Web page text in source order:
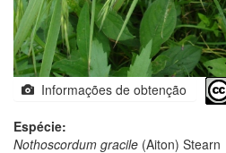
Informações de obtenção
Espécie:
Nothoscordum gracile (Aiton) Stearn